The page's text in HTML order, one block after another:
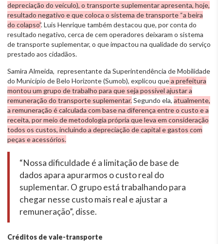
depreciação do veículo), o transporte suplementar apresenta, hoje,
resultado negativo e que coloca o sistema de transporte “a beira
do colapso”. Luis Henrique também destacou que, por conta do
resultado negativo, cerca de cem operadores deixaram o sistema
de transporte suplementar, o que impactou na qualidade do serviço
prestado aos cidadãos.
Samira Almeida, representante da Superintendência de Mobilidade
do Município de Belo Horizonte (Sumob), explicou quea prefeitura
montou um grupo de trabalho para que seja possível ajustar a
remuneração do transporte suplementar.Segundo ela, atualmente,
a remuneração é calculada com base na diferença entre o custo e a
receita, por meio de metodologia própria que leva em consideração
todos os custos, incluindo a depreciação de capital e gastos com
peças e acessórios.
“Nossa dificuldade é a limitação de base de
dados apara apurarmos o custo real do
suplementar. O grupo está trabalhando para
chegar nesse custo mais real e ajustar a
remuneração”, disse.
Créditos de vale-transporte